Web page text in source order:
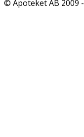
© Apoteket AB 2009 -